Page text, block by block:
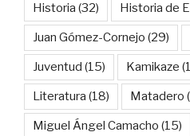
Historia (32) Historia de
Juan Gómez-Cornejo (29)
Juventud (15) Kamikaze
Literatura (18) Matadero
Miguel Ángel Camacho (15)